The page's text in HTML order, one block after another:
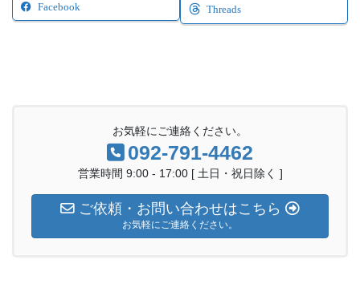
Facebook Threads
お気軽にご連絡ください。
092-791-4462
営業時間 9:00 - 17:00 [ 土日・祝日除く ]
ご依頼・お問い合わせはこちら
お気軽にご連絡ください。